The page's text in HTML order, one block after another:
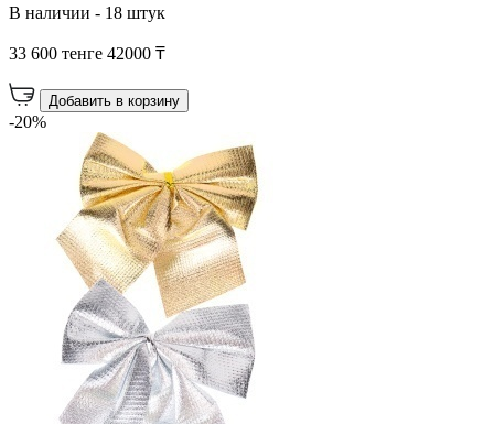
В наличии - 18 штук
33 600 тенге 42000 ₸
Добавить в корзину
-20%